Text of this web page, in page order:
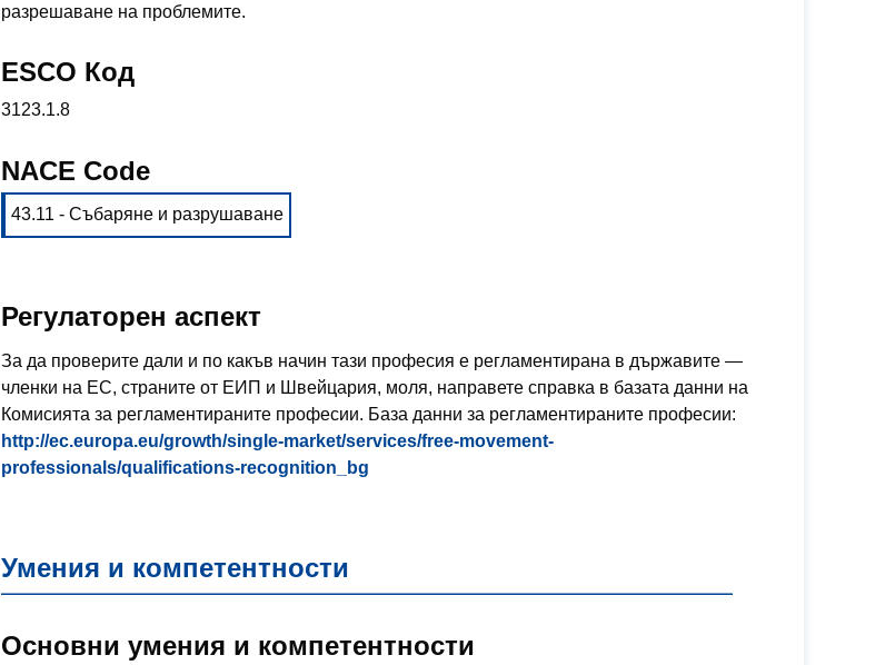
разрешаване на проблемите.
ESCO Код
3123.1.8
NACE Code
43.11 - Събаряне и разрушаване
Регулаторен аспект
За да проверите дали и по какъв начин тази професия е регламентирана в държавите —
членки на ЕС, страните от ЕИП и Швейцария, моля, направете справка в базата данни на
Комисията за регламентираните професии. База данни за регламентираните професии:
http://ec.europa.eu/growth/single-market/services/free-movement-
professionals/qualifications-recognition_bg
Умения и компетентности
Основни умения и компетентности